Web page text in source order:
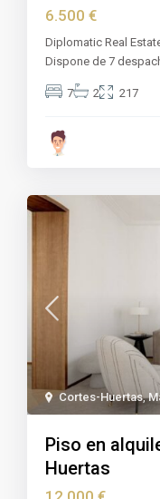
6.500 €
Diplomatic Real
Dispone de 7
7 2 217
Cortes-Huertas,
Piso en
Huertas